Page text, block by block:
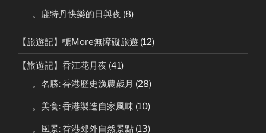
。鹿特丹快樂的日與夜 (8)
【旅遊記】轆More無障礙旅遊 (12)
【旅遊記】香江花月夜 (41)
。名勝: 香港歷史漁農歲月 (28)
。美食: 香港製造自家風味 (10)
。風景: 香港郊外自然景點 (13)